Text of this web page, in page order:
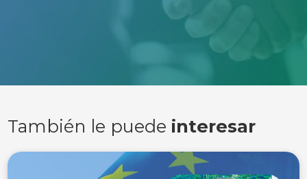
También le puede interesar